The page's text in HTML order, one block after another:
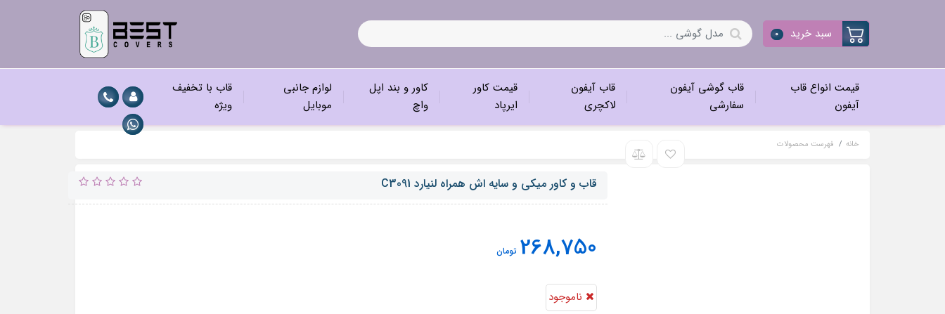
سبد خرید 0
قیمت انواع قاب
آیفون
قاب گوشی آیفون
سفارشی
قاب آیفون
لاکچری
قیمت کاور
ایرپاد
کاور و بند اپل
واچ
لوازم جانبی
موبایل
قاب با تخفیف
ویژه
خانه فهرست محصولات
قاب و کاور میکی و سایه اش همراه لنیارد C3091
268,750 تومان
ناموجود